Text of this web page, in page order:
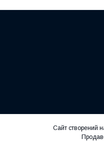
Сайт створений